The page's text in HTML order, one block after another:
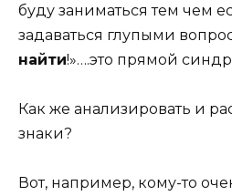
буду заниматься тем чем
задаваться глупыми
найти!»….это прямой
Как же анализировать и
знаки?
Вот, например, кому-то